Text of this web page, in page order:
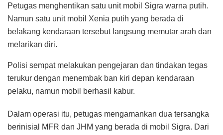
Petugas menghentikan satu unit mobil Sigra warna putih.
Namun satu unit mobil Xenia putih yang berada di
belakang kendaraan tersebut langsung memutar arah dan
melarikan diri.
Polisi sempat melakukan pengejaran dan tindakan tegas
terukur dengan menembak ban kiri depan kendaraan
pelaku, namun mobil berhasil kabur.
Dalam operasi itu, petugas mengamankan dua tersangka
berinisial MFR dan JHM yang berada di mobil Sigra. Dari